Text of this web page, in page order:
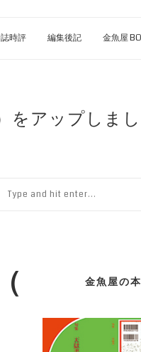
時評 編集後記 金魚屋
アップしまし
金魚屋の本